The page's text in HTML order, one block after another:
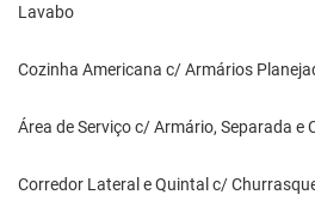
Lavabo
Cozinha Americana c/ Armários
Área de Serviço c/ Armário, Separada e
Corredor Lateral e Quintal c/